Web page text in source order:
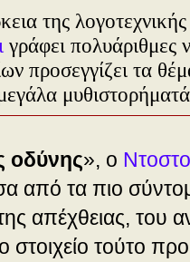
της
γράφει πολυάριθμες
προσεγγίζει τα
οδύνης», ο
από τα πιο
απέχθειας, του
στοιχείο τούτο